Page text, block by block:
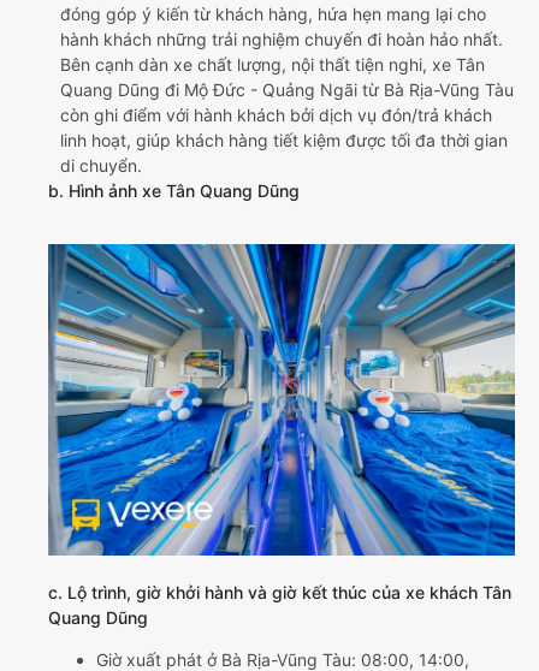
đóng góp ý kiến từ khách hàng, hứa hẹn mang lại cho
hành khách những trải nghiệm chuyến đi hoàn hảo nhất.
Bên cạnh dàn xe chất lượng, nội thất tiện nghi, xe Tân
Quang Dũng đi Mộ Đức - Quảng Ngãi từ Bà Rịa-Vũng Tàu
còn ghi điểm với hành khách bởi dịch vụ đón/trả khách
linh hoạt, giúp khách hàng tiết kiệm được tối đa thời gian
di chuyển.
b. Hình ảnh xe Tân Quang Dũng
c. Lộ trình, giờ khởi hành và giờ kết thúc của xe khách Tân
Quang Dũng
Giờ xuất phát ở Bà Rịa-Vũng Tàu: 08:00, 14:00,